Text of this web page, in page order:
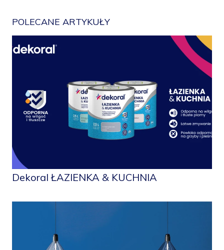
POLECANE ARTYKUŁY
Dekoral ŁAZIENKA & KUCHNIA